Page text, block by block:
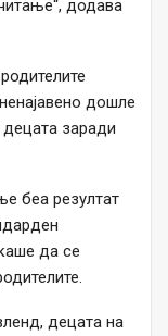
додава
дошле
заради
беа резултат
да се
децата на